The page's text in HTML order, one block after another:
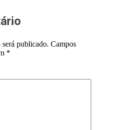
será publicado. Campos
*